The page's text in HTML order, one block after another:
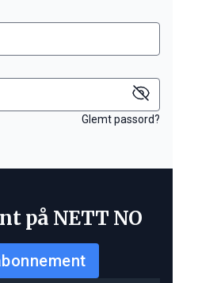
Glemt passord?
på NETT NO